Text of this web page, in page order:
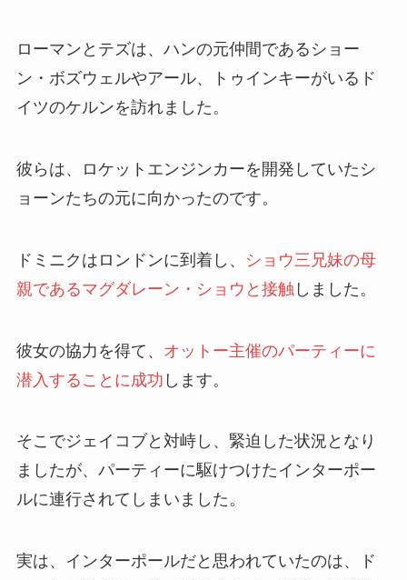
ローマンとテズは、ハンの元仲間であるショー
ン・ボズウェルやアール、トゥインキーがいるド
イツのケルンを訪れました。
彼らは、ロケットエンジンカーを開発していたシ
ョーンたちの元に向かったのです。
ドミニクはロンドンに到着し、
ショウ三兄妹の母
親であるマグダレーン・ショウと接触 しました。
彼女の協力を得て、 オットー主催のパーティーに
潜入することに成功 します。
そこでジェイコブと対峙し、緊迫した状況となり
ましたが、パーティーに駆けつけたインターポー
ルに連行されてしまいました。
実は、インターポールだと思われていたのは、ド